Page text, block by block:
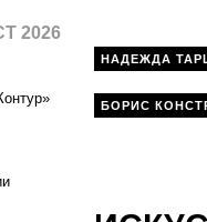
НАДЕЖДА
БОРИС
2026